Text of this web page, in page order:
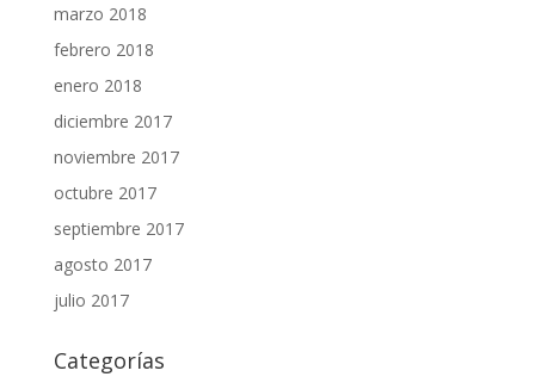
marzo 2018
febrero 2018
enero 2018
diciembre 2017
noviembre 2017
octubre 2017
septiembre 2017
agosto 2017
julio 2017
Categorías